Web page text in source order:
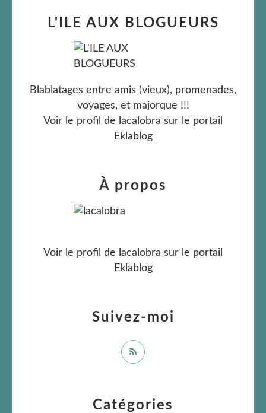
Catégories
L'ILE AUX BLOGUEURS
Blablatages entre amis (vieux), promenades,
voyages, et majorque !!!
Voir le profil de lacalobra sur le portail
Eklablog
Suivez-moi
À propos
Voir le profil de lacalobra sur le portail
Eklablog